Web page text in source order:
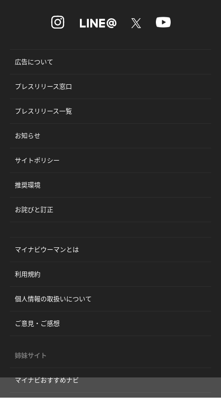
広告について
プレスリリース窓口
プレスリリース一覧
お知らせ
サイトポリシー
推奨環境
お詫びと訂正
マイナビウーマンとは
利用規約
個人情報の取扱いについて
ご意見・ご感想
姉妹サイト
マイナビおすすめナビ